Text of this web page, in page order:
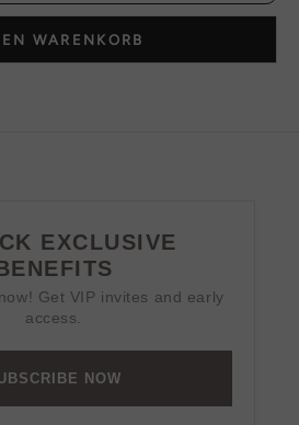
WARENKORB
EXCLUSIVE
Get VIP invites and early
access.
NOW